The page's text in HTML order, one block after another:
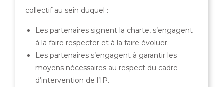
collectif au sein duquel :
Les partenaires signent la charte, s’engagent
à la faire respecter et à la faire évoluer.
Les partenaires s’engagent à garantir les
moyens nécessaires au respect du cadre
d’intervention de l’IP.